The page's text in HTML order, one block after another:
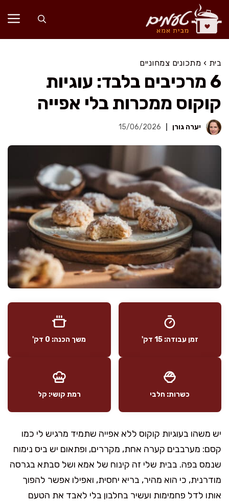
לדלג
לתוכן
בית › מתכונים צמחוניים
6 מרכיבים בלבד: עוגיות
קוקוס ממכרות בלי אפייה
יערה גורן 15/06/2026
זמן עבודה: 15 דק' משך הכנה: 0 דק'
כשרות: חלבי רמת קושי: קל
יש משהו בעוגיות קוקוס ללא אפייה שתמיד מרגיש לי כמו
קסם: מערבבים קערה אחת, מקררים, ופתאום יש ביס נימוח
שנמס בפה. בבית שלי זה קינוח של אמא ושל סבתא בגרסה
מודרנית, כי הוא מהיר, בריא יחסית, ואפילו אפשר להפוך
אותו לדל פחמימות ועשיר בחלבון בלי לאבד את הטעם